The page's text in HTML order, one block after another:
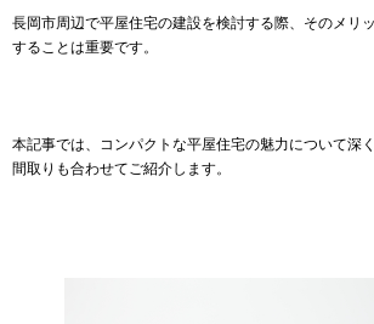
長岡市周辺で平屋住宅の建設を検討する際、そのメリ
することは重要です。
本記事では、コンパクトな平屋住宅の魅力について深
間取りも合わせてご紹介します。